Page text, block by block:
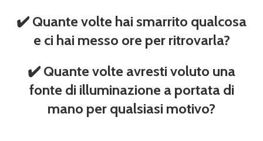
✔️ Quante volte hai smarrito qualcosa
e ci hai messo ore per ritrovarla?
✔️ Quante volte avresti voluto una
fonte di illuminazione a portata di
mano per qualsiasi motivo?